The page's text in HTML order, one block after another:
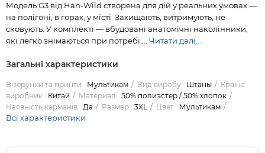
Модель G3 від Han-Wild створена для дій у реальних умовах —
на полігоні, в горах, у місті. Захищають, витримують, не
сковують. У комплекті — вбудовані анатомічні наколінники,
які легко знімаються при потребі.... Читати далі...
Загальні характеристики
Візерунки та принти Мультикам Вид виробу Штаны
Країна
виробник
Китай Материал
50% полиэстер / 50% хлопок
Наявність карманів Да Размер 3XL Цвет Мультикам
Всі характеристики